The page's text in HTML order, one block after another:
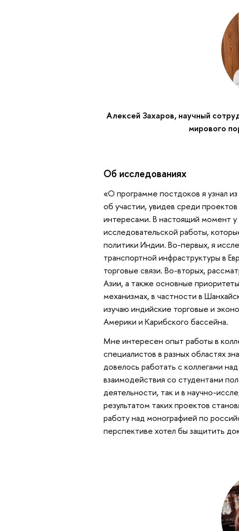
Алексей Захаров, научный
мирового
Об исследованиях
«О программе постдоков я узнал
об участии, увидев среди
интересами. В настоящий момент у
исследовательской работы,
политики Индии. Во-первых, я
транспортной инфраструктуры в
торговые связи. Во-вторых,
Азии, а также основные
механизмах, в частности в
изучаю индийские торговые и
Америки и Карибского бассейна.
Мне интересен опыт работы в
специалистов в разных областях
довелось работать с коллегами
взаимодействия со студентами
деятельности, так и в научно-
результатом таких проектов
работу над монографией по
перспективе хотел бы защитить